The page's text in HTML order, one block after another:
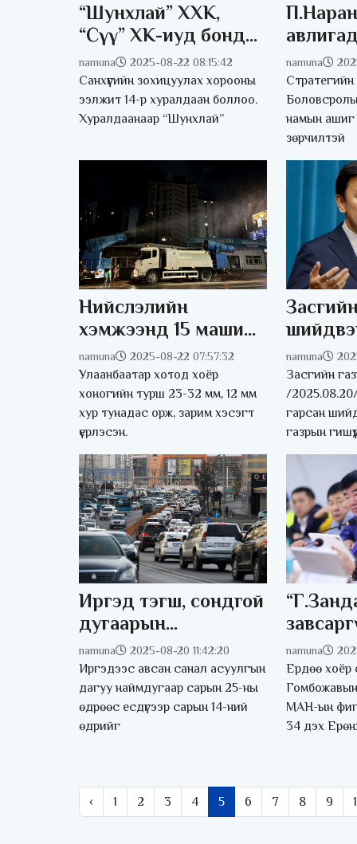
“Шунхлай” ХХК,
“Сүү” ХК-иуд бонд
гаргаж, нийтэд
арилжихыг
зөвшөөрлөө
namuna 2025-08-22 08:15:42
Санхүүгийн зохицуулах хорооны
ээлжит 14-р хуралдаан боллоо.
Хуралдаанаар “Шунхлай”
хэмжээ
байна
namuna
намын
зөрчилтэй
Нийслэлийн
хэмжээнд 15 машин,
30 ариутгагчаар
үерийн дараах
ариутгал
халдваргүйтгэл
хийж байна
namuna 2025-08-22 07:57:32
Улаанбаатар хотод хоёр
хоногийн турш 23-32 мм, 12 мм
хур тунадас орж, зарим хэсэгт
үерлэсэн.
namuna
Засгийн
/
гарсан
газрын
Иргэд тэгш, сондгой
дугаарын
хязгаарлалтыг
хугацаагүй сунгах
хүсэлтэй байна гэв
namuna 2025-08-20 11:42:20
Иргэдээс авсан санал асуулгын
дагуу наймдугаар сарын 25-ны
өдрөөс есдүгээр сарын 14-ний
өдрийг
namuna
Ердөө хоёр
МАН-ын
34 дэх
‹ 1 2 3 4 5 6 7 8 9